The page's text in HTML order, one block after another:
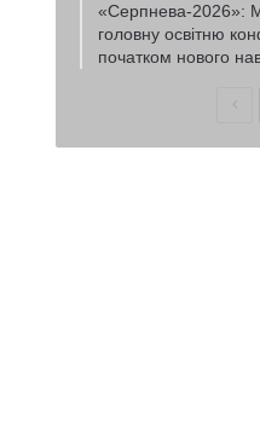
«Серпнева-2026»:
головну освітню
початком нового